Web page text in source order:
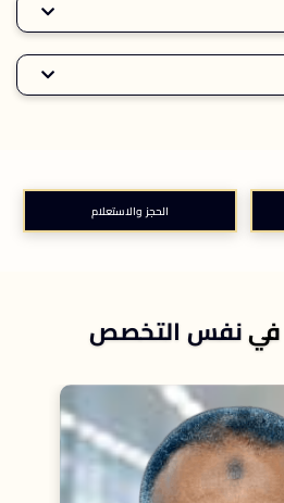
الحجز والاستعلام
في نفس التخصص